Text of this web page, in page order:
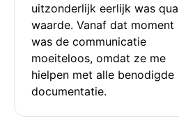
uitzonderlijk eerlijk was qua
waarde. Vanaf dat moment
was de communicatie
moeiteloos, omdat ze me
hielpen met alle benodigde
documentatie.